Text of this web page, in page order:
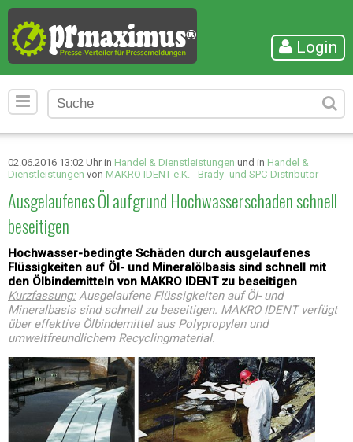
Login
02.06.2016 13:02 Uhr in Handel & Dienstleistungen und in Handel &
Dienstleistungen von MAKRO IDENT e.K. - Brady- und SPC-Distributor
Ausgelaufenes Öl aufgrund Hochwasserschaden schnell
beseitigen
Hochwasser-bedingte Schäden durch ausgelaufenes
Flüssigkeiten auf Öl- und Mineralölbasis sind schnell mit
den Ölbindemitteln von MAKRO IDENT zu beseitigen
Kurzfassung:Ausgelaufene Flüssigkeiten auf Öl- und
Mineralbasis sind schnell zu beseitigen. MAKRO IDENT verfügt
über effektive Ölbindemittel aus Polypropylen und
umweltfreundlichem Recyclingmaterial.